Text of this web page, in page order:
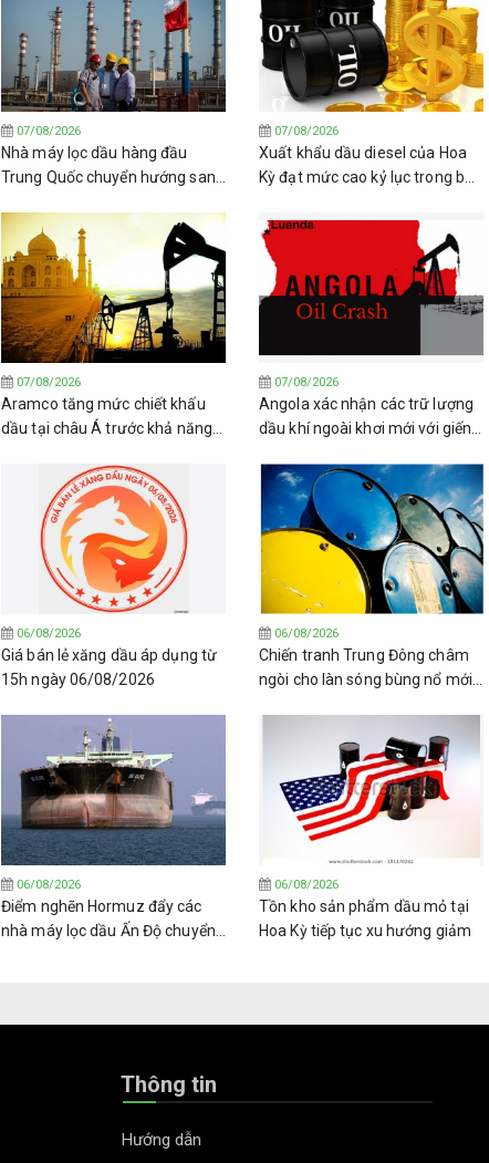
07/08/2026
Nhà máy lọc dầu hàng đầu
Trung Quốc chuyển hướng sang
07/08/2026
Xuất khẩu dầu diesel của Hoa
Kỳ đạt mức cao kỷ lục trong bối
giảm sút
07/08/2026
Aramco tăng mức chiết khấu
dầu tại châu Á trước khả năng
07/08/2026
Angola xác nhận các trữ lượng
dầu khí ngoài khơi mới với giếng
06/08/2026
Giá bán lẻ xăng dầu áp dụng từ
15h ngày 06/08/2026
06/08/2026
Chiến tranh Trung Đông châm
ngòi cho làn sóng bùng nổ mới
06/08/2026
Điểm nghẽn Hormuz đẩy các
nhà máy lọc dầu Ấn Độ chuyển
06/08/2026
Tồn kho sản phẩm dầu mỏ tại
Hoa Kỳ tiếp tục xu hướng giảm
Thông tin
Hướng dẫn